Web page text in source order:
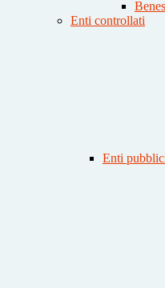
Enti controllati
Enti